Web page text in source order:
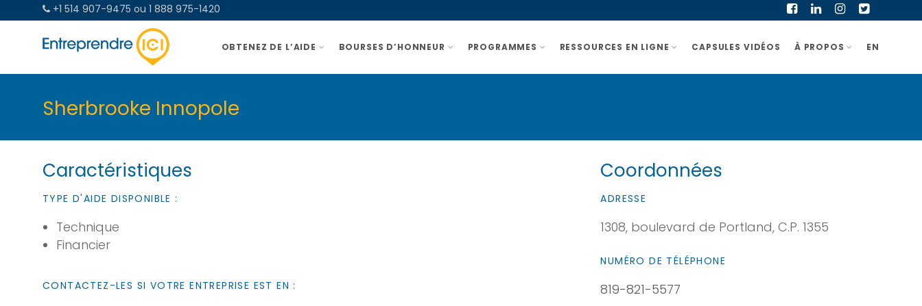
+1 514 907-9475 ou 1 888 975-1420
OBTENEZ DE L’AIDE BOURSES D’HONNEUR PROGRAMMES RESSOURCES EN LIGNE CAPSULES VIDÉOS À PROPOS EN
Sherbrooke Innopole
Caractéristiques
TYPE D'AIDE DISPONIBLE :
Technique
Financier
CONTACTEZ-LES SI VOTRE ENTREPRISE EST EN :
Coordonnées
ADRESSE
1308, boulevard de Portland, C.P. 1355
NUMÉRO DE TÉLÉPHONE
819-821-5577